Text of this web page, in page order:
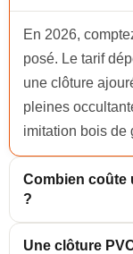
En 2026,
posé. Le tarif
une clôture
pleines
imitation bois de
Combien coûte
?
Une clôture